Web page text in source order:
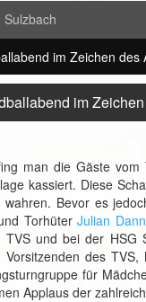
Sulzbach
im Zeichen des
im
man die Gäste
kassiert. Diese
wahren. Bevor es
TorhüterJulian
TVS und bei der HSG
des
für
Applaus der